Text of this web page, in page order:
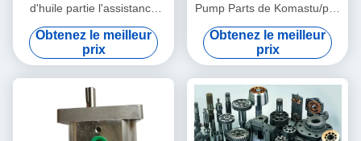
d'huile partie l'assistance
technique hydraulique
PVG100 PVG120 PVG075
d'excavatrice
Obtenez le meilleur
prix
Pump Parts de Komastu/plat
PC200-7 PC220 de valve a
adapté aux besoins du client
Obtenez le meilleur
prix